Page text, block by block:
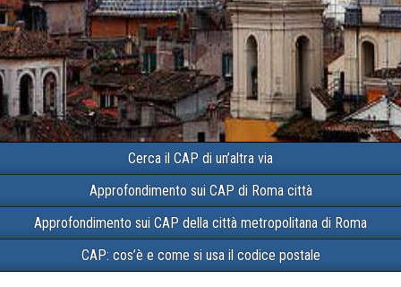
Cerca il CAP di un’altra via
Approfondimento sui CAP di Roma città
Approfondimento sui CAP della città metropolitana di Roma
CAP: cos’è e come si usa il codice postale